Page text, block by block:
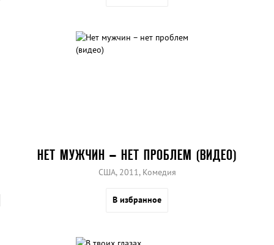
НЕТ МУЖЧИН – НЕТ ПРОБЛЕМ (ВИДЕО)
США, 2011, Комедия
В избранное